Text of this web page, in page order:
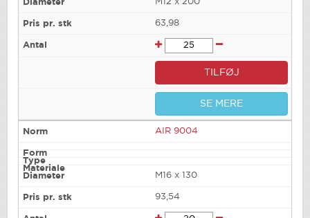
63,98
TILFØJ
SE MERE
AIR 9004
M16 x 130
93,54